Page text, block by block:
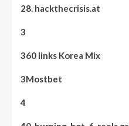
28. hackthecrisis.at
3
360 links Korea Mix
3Mostbet
4